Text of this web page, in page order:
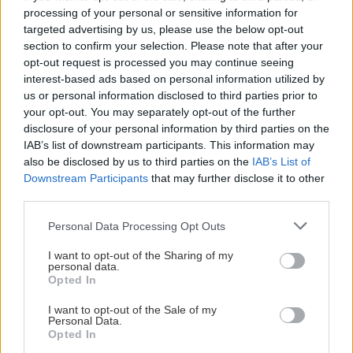
processing of your personal or sensitive information for
targeted advertising by us, please use the below opt-out
section to confirm your selection. Please note that after your
opt-out request is processed you may continue seeing
interest-based ads based on personal information utilized by
us or personal information disclosed to third parties prior to
your opt-out. You may separately opt-out of the further
disclosure of your personal information by third parties on the
IAB’s list of downstream participants. This information may
also be disclosed by us to third parties on the IAB’s List of
Downstream Participants that may further disclose it to other
Please note that this website/app uses one or more Google
not limited to your visit or usage behaviour. You may click to
grant or deny consent to Google and its third-party tags to
use your data for below specified purposes in below Google
consent section.
Personal Data Processing Opt Outs
I want to opt-out of the Sharing of my
personal data.
Opted In
I want to opt-out of the Sale of my
Personal Data.
Opted In
KOMENTÁRE komentár
VIDEO
Chcete dominantu interiéru,